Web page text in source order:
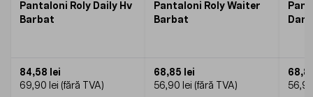
Pantaloni Roly Daily Hv
Barbat
84,58 lei
69,90 lei
Pantaloni Roly Waiter
Barbat
68,85 lei
56,90 lei